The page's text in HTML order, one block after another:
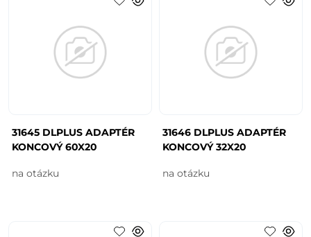
31645 DLPLUS ADAPTÉR
KONCOVÝ 60X20
na otázku
31646 DLPLUS ADAPTÉR
KONCOVÝ 32X20
na otázku